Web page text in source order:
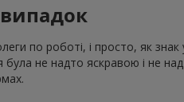
по роботі, і просто, як знак
не надто яскравою і не